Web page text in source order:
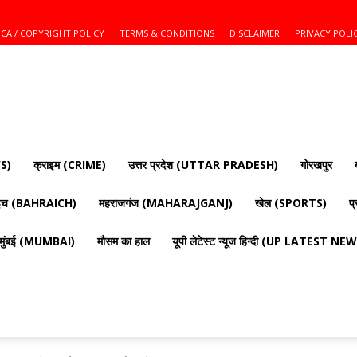
/ COPYRIGHT POLICY TERMS & CONDITIONS DISCLAIMER PRIVACY
क्राइम (CRIME) उत्तर प्रदेश (UTTAR PRADESH) गोरखपुर
(BAHRAICH) महराजगंज (MAHARAJGANJ) खेल (SPORTS)
मुंबई (MUMBAI) मौसम का हाल यूपी लेटेस्ट न्यूज हिन्दी (UP LATEST